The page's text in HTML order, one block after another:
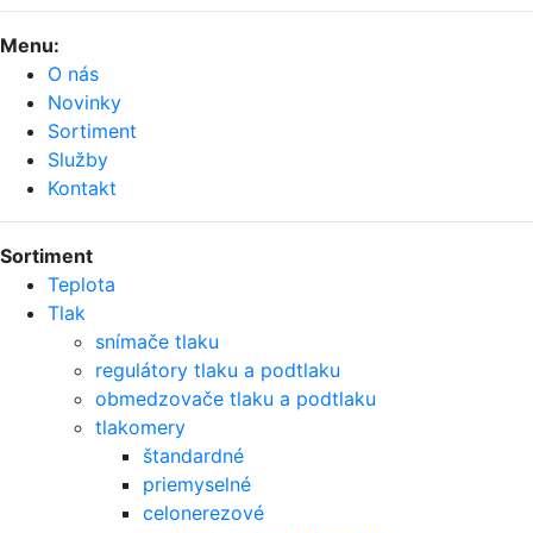
Menu:
O nás
Novinky
Sortiment
Služby
Kontakt
Sortiment
Teplota
Tlak
snímače tlaku
regulátory tlaku a podtlaku
obmedzovače tlaku a podtlaku
tlakomery
štandardné
priemyselné
celonerezové